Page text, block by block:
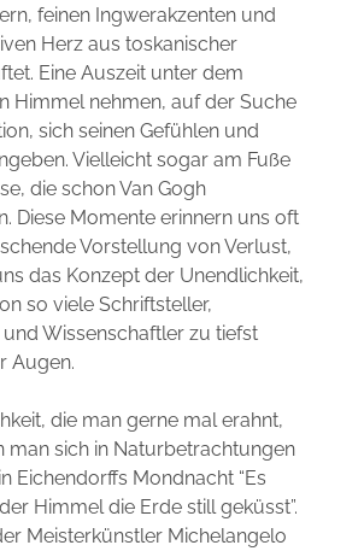
feinen Ingwerakzenten und
Herz aus toskanischer
Eine Auszeit unter dem
Himmel nehmen, auf der Suche
sich seinen Gefühlen und
Vielleicht sogar am Fuße
die schon Van Gogh
Diese Momente erinnern uns oft
Vorstellung von Verlust,
das Konzept der Unendlichkeit,
so viele Schriftsteller,
Wissenschaftler zu tiefst
Augen.
die man gerne mal erahnt,
man sich in Naturbetrachtungen
Eichendorffs Mondnacht “Es
Himmel die Erde still geküsst”.
Meisterkünstler Michelangelo